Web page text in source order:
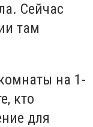
Сейчас
там
на 1-
кто
для